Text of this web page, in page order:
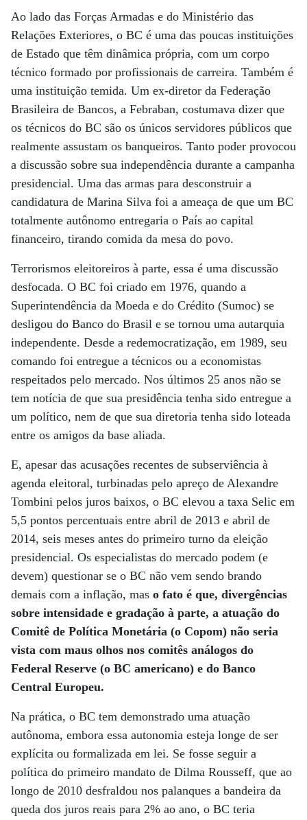
Ao lado das Forças Armadas e do Ministério das
Relações Exteriores, o BC é uma das poucas instituições
de Estado que têm dinâmica própria, com um corpo
técnico formado por profissionais de carreira. Também é
uma instituição temida. Um ex-diretor da Federação
Brasileira de Bancos, a Febraban, costumava dizer que
os técnicos do BC são os únicos servidores públicos que
realmente assustam os banqueiros. Tanto poder provocou
a discussão sobre sua independência durante a campanha
presidencial. Uma das armas para desconstruir a
candidatura de Marina Silva foi a ameaça de que um BC
totalmente autônomo entregaria o País ao capital
financeiro, tirando comida da mesa do povo.
Terrorismos eleitoreiros à parte, essa é uma discussão
desfocada. O BC foi criado em 1976, quando a
Superintendência da Moeda e do Crédito (Sumoc) se
desligou do Banco do Brasil e se tornou uma autarquia
independente. Desde a redemocratização, em 1989, seu
comando foi entregue a técnicos ou a economistas
respeitados pelo mercado. Nos últimos 25 anos não se
tem notícia de que sua presidência tenha sido entregue a
um político, nem de que sua diretoria tenha sido loteada
entre os amigos da base aliada.
E, apesar das acusações recentes de subserviência à
agenda eleitoral, turbinadas pelo apreço de Alexandre
Tombini pelos juros baixos, o BC elevou a taxa Selic em
5,5 pontos percentuais entre abril de 2013 e abril de
2014, seis meses antes do primeiro turno da eleição
presidencial. Os especialistas do mercado podem (e
devem) questionar se o BC não vem sendo brando
demais com a inflação, mas o fato é que, divergências
sobre intensidade e gradação à parte, a atuação do
Comitê de Política Monetária (o Copom) não seria
vista com maus olhos nos comitês análogos do
Federal Reserve (o BC americano) e do Banco
Central Europeu.
Na prática, o BC tem demonstrado uma atuação
autônoma, embora essa autonomia esteja longe de ser
explícita ou formalizada em lei. Se fosse seguir a
política do primeiro mandato de Dilma Rousseff, que ao
longo de 2010 desfraldou nos palanques a bandeira da
queda dos juros reais para 2% ao ano, o BC teria